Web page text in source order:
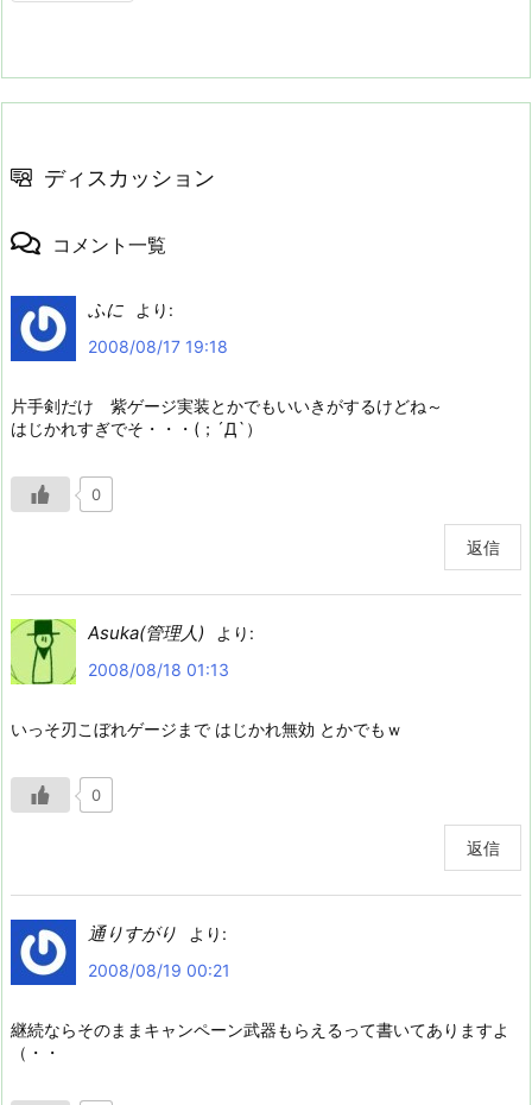
ディスカッション
コメント一覧
ふに
より:
2008/08/17 19:18
片手剣だけ 紫ゲージ実装とかでもいいきがするけどね～
はじかれすぎでそ・・・(；´Д`）
0
返信
Asuka(管理人)
より:
2008/08/18 01:13
いっそ刃こぼれゲージまで はじかれ無効 とかでもｗ
0
返信
通りすがり
より:
2008/08/19 00:21
継続ならそのままキャンペーン武器もらえるって書いてありますよ
（・・